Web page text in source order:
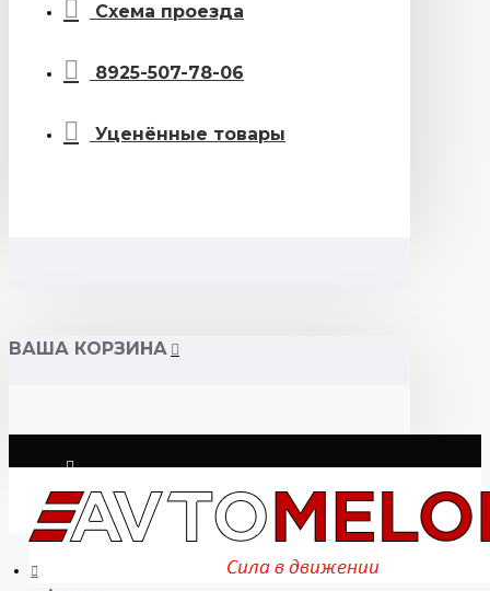
Схема проезда
8925-507-78-06
Уценённые товары
ВАША КОРЗИНА
Логин
Регистрация